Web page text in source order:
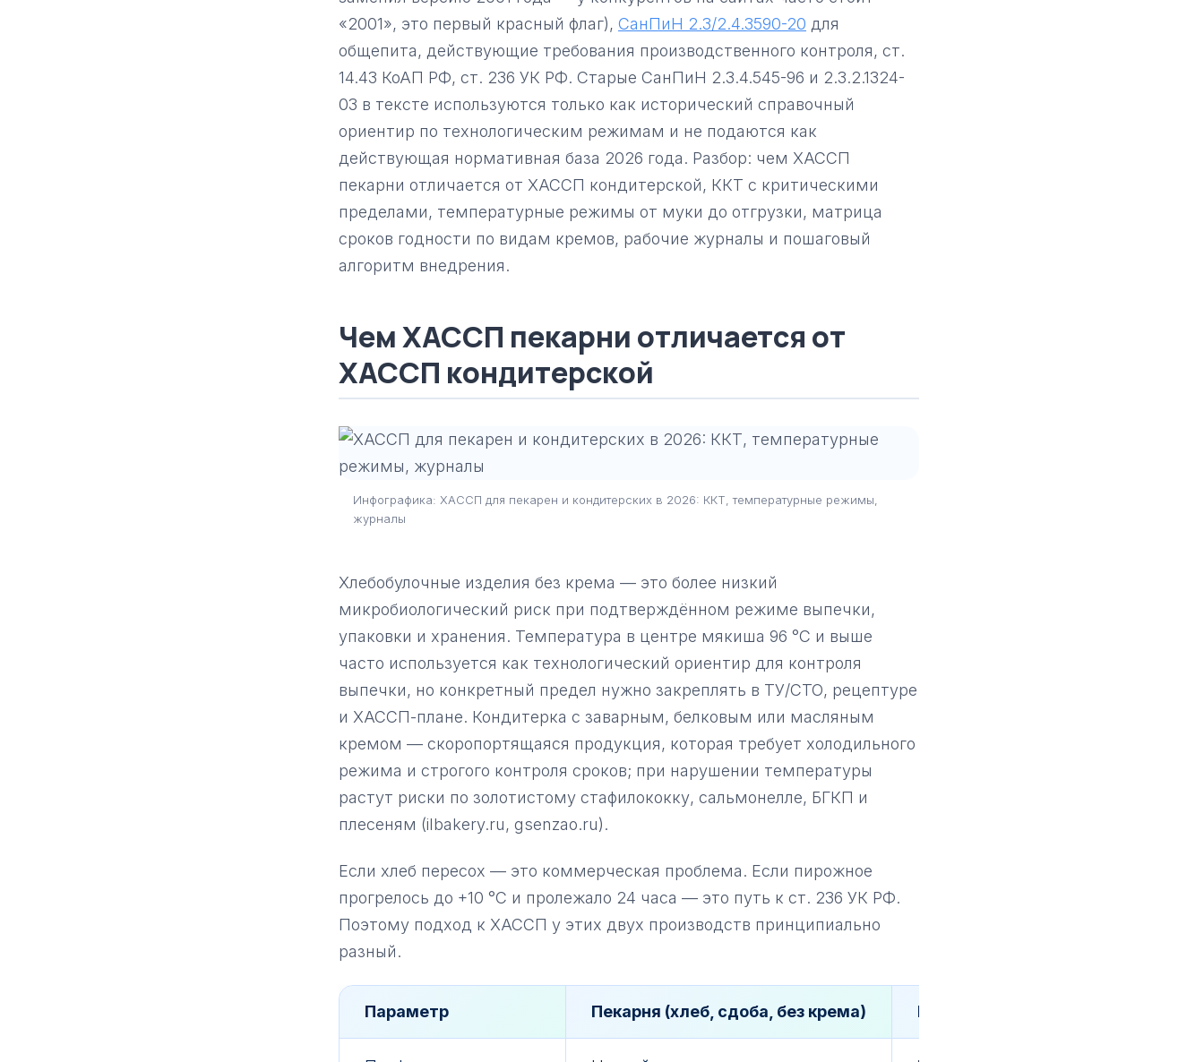
«2001», это первый красный флаг), СанПиН 2.3/2.4.3590-20 для
общепита, действующие требования производственного контроля, ст.
14.43 КоАП РФ, ст. 236 УК РФ. Старые СанПиН 2.3.4.545-96 и 2.3.2.1324-
03 в тексте используются только как исторический справочный
ориентир по технологическим режимам и не подаются как
действующая нормативная база 2026 года. Разбор: чем ХАССП
пекарни отличается от ХАССП кондитерской, ККТ с критическими
пределами, температурные режимы от муки до отгрузки, матрица
сроков годности по видам кремов, рабочие журналы и пошаговый
алгоритм внедрения.
Чем ХАССП пекарни отличается от
ХАССП кондитерской
Инфографика: ХАССП для пекарен и кондитерских в 2026: ККТ, температурные режимы,
журналы
Хлебобулочные изделия без крема — это более низкий
микробиологический риск при подтверждённом режиме выпечки,
упаковки и хранения. Температура в центре мякиша 96 °C и выше
часто используется как технологический ориентир для контроля
выпечки, но конкретный предел нужно закреплять в ТУ/СТО, рецептуре
и ХАССП-плане. Кондитерка с заварным, белковым или масляным
кремом — скоропортящаяся продукция, которая требует холодильного
режима и строгого контроля сроков; при нарушении температуры
растут риски по золотистому стафилококку, сальмонелле, БГКП и
плесеням (ilbakery.ru, gsenzao.ru).
Если хлеб пересох — это коммерческая проблема. Если пирожное
прогрелось до +10 °C и пролежало 24 часа — это путь к ст. 236 УК РФ.
Поэтому подход к ХАССП у этих двух производств принципиально
разный.
Параметр Пекарня (хлеб, сдоба, без крема) Кондитерская с кремом